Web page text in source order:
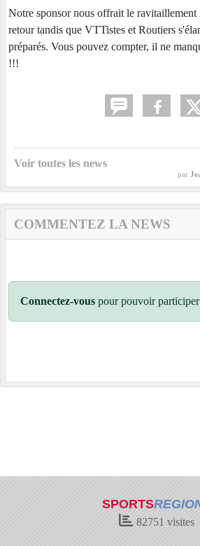
Notre sponsor nous offrait le ravitaillement
retour tandis que VTTistes et Routiers
préparés. Vous pouvez compter, il ne
!!!
Voir toutes les news
par
COMMENTEZ LA NEWS
Connectez-vous pour pouvoir
SPORTS
82751 visites